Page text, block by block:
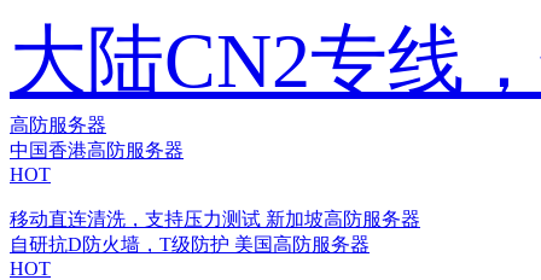
大陆CN2专线
高防服务器
中国香港高防服务器
HOT
移动直连清洗，支持压力测试 新加坡高防服务器
自研抗D防火墙，T级防护 美国高防服务器
HOT